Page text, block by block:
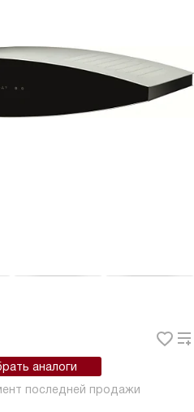
аналоги
последней продажи